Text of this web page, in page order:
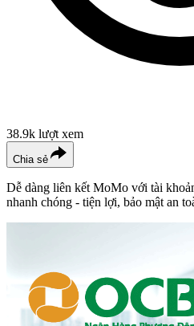
38.9k lượt xem
Chia sẻ
Dễ dàng liên kết MoMo với tài
nhanh chóng - tiện lợi, bảo mật an